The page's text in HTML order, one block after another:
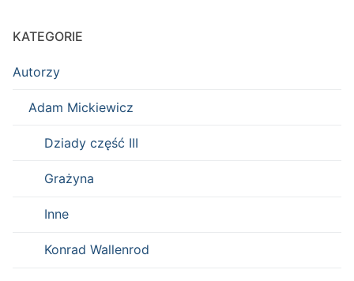
KATEGORIE
Autorzy
Adam Mickiewicz
Dziady część III
Grażyna
Inne
Konrad Wallenrod